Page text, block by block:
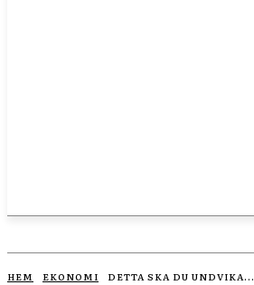
HEM EKONOMI DETTA SKA DU UNDVIKA...